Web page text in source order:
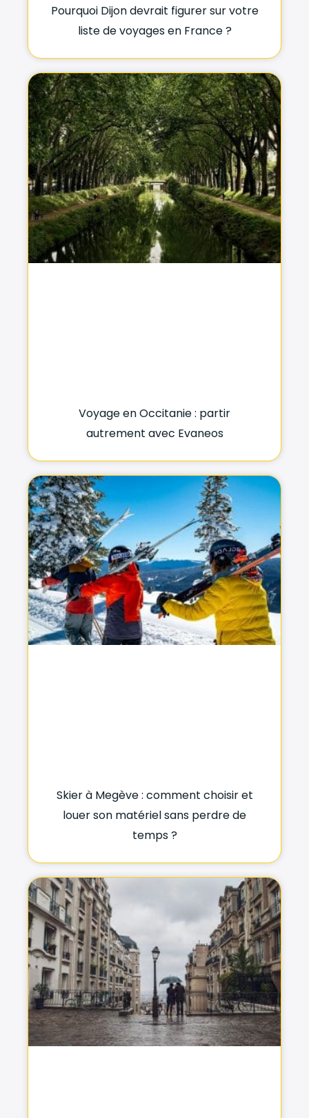
Pourquoi Dijon devrait figurer sur votre
liste de voyages en France ?
Voyage en Occitanie : partir
autrement avec Evaneos
Skier à Megève : comment choisir et
louer son matériel sans perdre de
temps ?